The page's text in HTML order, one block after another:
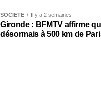
SOCIÉTÉ Il y a 2 semaines
Gironde : BFMTV affirme
désormais à 500 km de